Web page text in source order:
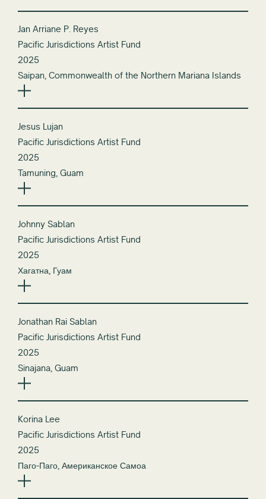
Jan Arriane P. Reyes
Pacific Jurisdictions Artist Fund
2025
Saipan, Commonwealth of the Northern Mariana Islands
Jesus Lujan
Pacific Jurisdictions Artist Fund
2025
Tamuning, Guam
Johnny Sablan
Pacific Jurisdictions Artist Fund
2025
Хагатна, Гуам
Jonathan Rai Sablan
Pacific Jurisdictions Artist Fund
2025
Sinajana, Guam
Korina Lee
Pacific Jurisdictions Artist Fund
2025
Паго-Паго, Американское Самоа